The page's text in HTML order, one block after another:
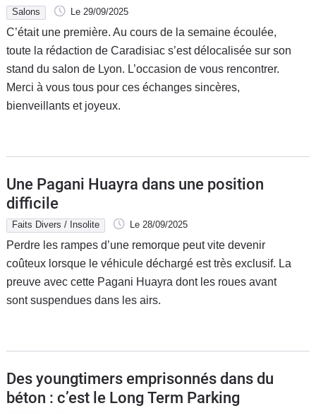
Salons Le 29/09/2025
C’était une première. Au cours de la semaine écoulée,
toute la rédaction de Caradisiac s’est délocalisée sur son
stand du salon de Lyon. L’occasion de vous rencontrer.
Merci à vous tous pour ces échanges sincères,
bienveillants et joyeux.
Une Pagani Huayra dans une position
difficile
Faits Divers / Insolite Le 28/09/2025
Perdre les rampes d’une remorque peut vite devenir
coûteux lorsque le véhicule déchargé est très exclusif. La
preuve avec cette Pagani Huayra dont les roues avant
sont suspendues dans les airs.
Des youngtimers emprisonnés dans du
béton : c’est le Long Term Parking